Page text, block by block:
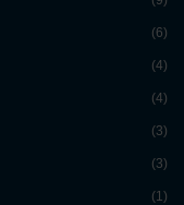
(6)
(4)
(4)
(3)
(3)
(1)